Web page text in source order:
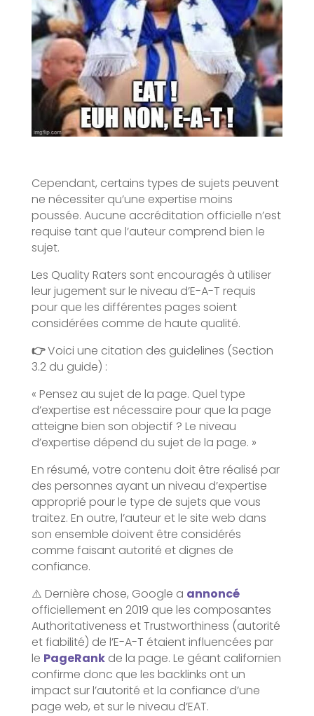
Cependant, certains types de sujets peuvent
ne nécessiter qu’une expertise moins
poussée. Aucune accréditation officielle n’est
requise tant que l’auteur comprend bien le
sujet.
Les Quality Raters sont encouragés à utiliser
leur jugement sur le niveau d’E-A-T requis
pour que les différentes pages soient
considérées comme de haute qualité.
👉Voici une citation des guidelines (Section
3.2 du guide) :
« Pensez au sujet de la page. Quel type
d’expertise est nécessaire pour que la page
atteigne bien son objectif ? Le niveau
d’expertise dépend du sujet de la page. »
En résumé, votre contenu doit être réalisé par
des personnes ayant un niveau d’expertise
approprié pour le type de sujets que vous
traitez. En outre, l’auteur et le site web dans
son ensemble doivent être considérés
comme faisant autorité et dignes de
confiance.
⚠️ Dernière chose, Google a annoncé
officiellement en 2019 que les composantes
Authoritativeness et Trustworthiness (autorité
et fiabilité) de l’E-A-T étaient influencées par
le PageRankde la page. Le géant californien
confirme donc que les backlinks ont un
impact sur l’autorité et la confiance d’une
page web, et sur le niveau d’EAT.